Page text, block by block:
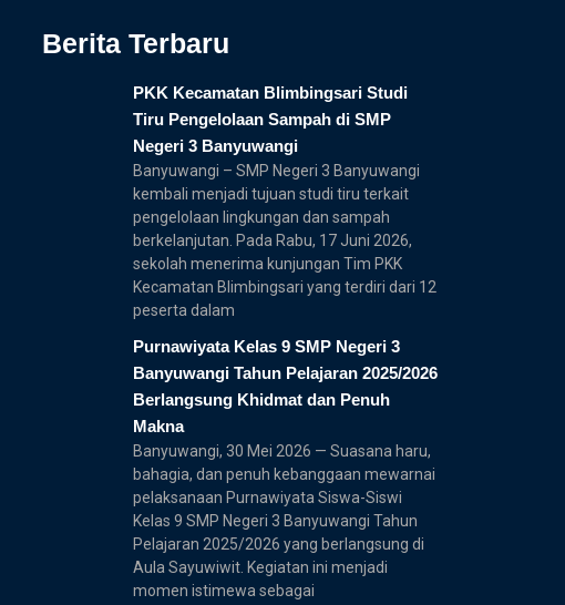
Berita Terbaru
PKK Kecamatan Blimbingsari Studi
Tiru Pengelolaan Sampah di SMP
Negeri 3 Banyuwangi
Banyuwangi – SMP Negeri 3 Banyuwangi
kembali menjadi tujuan studi tiru terkait
pengelolaan lingkungan dan sampah
berkelanjutan. Pada Rabu, 17 Juni 2026,
sekolah menerima kunjungan Tim PKK
Kecamatan Blimbingsari yang terdiri dari 12
peserta dalam
Purnawiyata Kelas 9 SMP Negeri 3
Banyuwangi Tahun Pelajaran 2025/2026
Berlangsung Khidmat dan Penuh
Makna
Banyuwangi, 30 Mei 2026 — Suasana haru,
bahagia, dan penuh kebanggaan mewarnai
pelaksanaan Purnawiyata Siswa-Siswi
Kelas 9 SMP Negeri 3 Banyuwangi Tahun
Pelajaran 2025/2026 yang berlangsung di
Aula Sayuwiwit. Kegiatan ini menjadi
momen istimewa sebagai